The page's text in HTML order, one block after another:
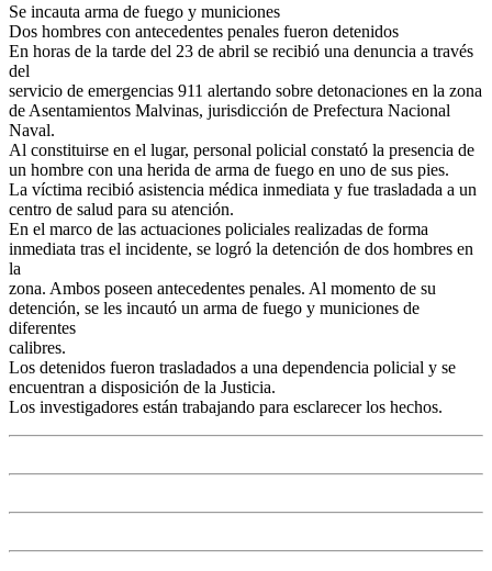
Se incauta arma de fuego y municiones
Dos hombres con antecedentes penales fueron detenidos
En horas de la tarde del 23 de abril se recibió una denuncia a través
del
servicio de emergencias 911 alertando sobre detonaciones en la zona
de Asentamientos Malvinas, jurisdicción de Prefectura Nacional
Naval.
Al constituirse en el lugar, personal policial constató la presencia de
un hombre con una herida de arma de fuego en uno de sus pies.
La víctima recibió asistencia médica inmediata y fue trasladada a un
centro de salud para su atención.
En el marco de las actuaciones policiales realizadas de forma
inmediata tras el incidente, se logró la detención de dos hombres en
la
zona. Ambos poseen antecedentes penales. Al momento de su
detención, se les incautó un arma de fuego y municiones de
diferentes
calibres.
Los detenidos fueron trasladados a una dependencia policial y se
encuentran a disposición de la Justicia.
Los investigadores están trabajando para esclarecer los hechos.